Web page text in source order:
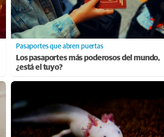
Pasaportes que abren puertas
Los pasaportes más poderosos del mundo,
¿está el tuyo?